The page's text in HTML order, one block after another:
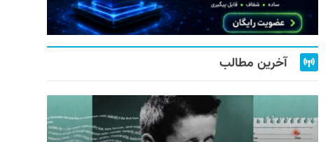
آخرین مطالب